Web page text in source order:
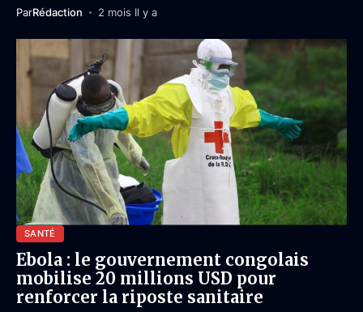
ParRédaction 2 mois Il y a
SANTÉ
Ebola : le gouvernement congolais
mobilise 20 millions USD pour
renforcer la riposte sanitaire